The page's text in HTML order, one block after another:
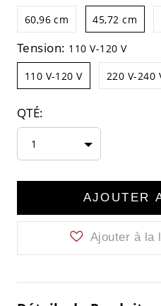
60,96 cm 45,72 cm
Tension: 110 V-120 V
110 V-120 V 220 V-240
QTÉ:
1
AJOUTER
Ajouter à la